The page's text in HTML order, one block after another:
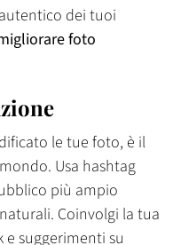
dei tuoi
foto
le tue foto, è il
Usa hashtag
più ampio
Coinvolgi la tua
suggerimenti su